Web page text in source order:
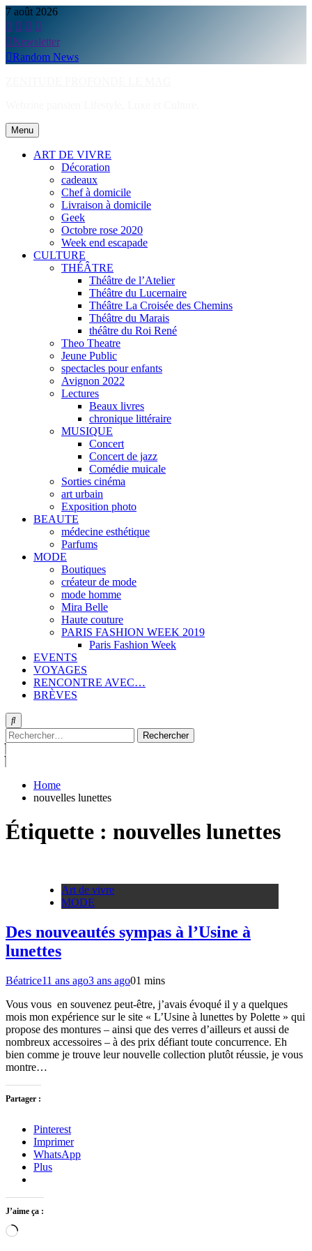
Skip
to
content
7 août 2026
Newsletter
Random News
Menu
ART DE VIVRE
Décoration
cadeaux
Chef à domicile
Livraison à domicile
Geek
Octobre rose 2020
Week end escapade
CULTURE
THÉÂTRE
Théâtre de l’Atelier
Théâtre du Lucernaire
Théâtre La Croisée des Chemins
Théâtre du Marais
théâtre du Roi René
Theo Theatre
Jeune Public
spectacles pour enfants
Avignon 2022
Lectures
Beaux livres
chronique littéraire
MUSIQUE
Concert
Concert de jazz
Comédie muicale
Sorties cinéma
art urbain
Exposition photo
BEAUTE
médecine esthétique
Parfums
MODE
Boutiques
créateur de mode
mode homme
Mira Belle
Haute couture
PARIS FASHION WEEK 2019
Paris Fashion Week
EVENTS
VOYAGES
RENCONTRE AVEC…
BRÈVES
Rechercher :
Home
nouvelles lunettes
Étiquette : nouvelles lunettes
Art de vivre
MODE
Des nouveautés sympas à l’Usine à
lunettes
Béatrice11 ans ago3 ans ago01 mins
Vous vous en souvenez peut-être, j’avais évoqué il y a quelques
mois mon expérience sur le site « L’Usine à lunettes by Polette » qui
propose des montures – ainsi que des verres d’ailleurs et aussi de
nombreux accessoires – à des prix défiant toute concurrence. Eh
bien comme je trouve leur nouvelle collection plutôt réussie, je vous
montre…
Partager :
Pinterest
Imprimer
WhatsApp
Plus
J’aime ça :
Chargement…